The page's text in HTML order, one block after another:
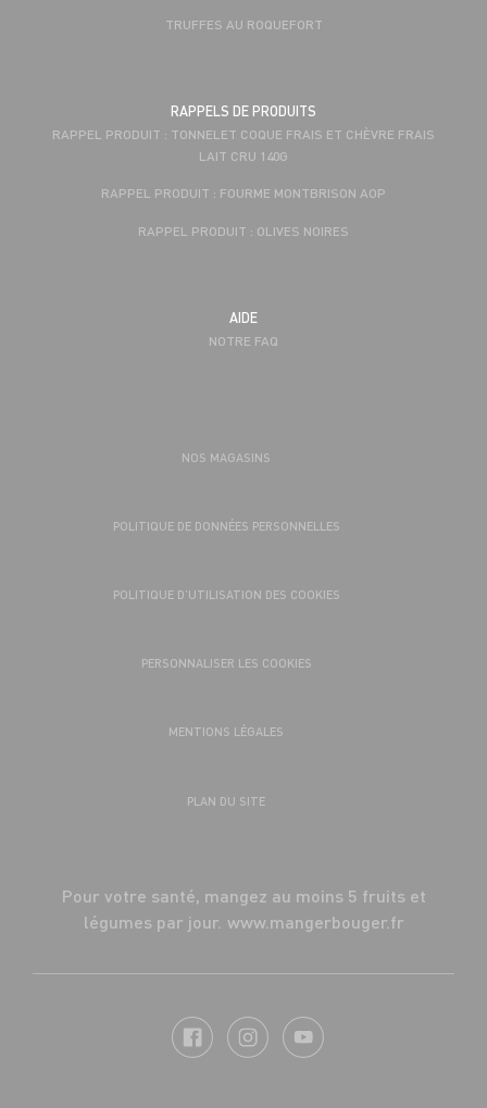
TRUFFES AU ROQUEFORT
RAPPELS DE PRODUITS
RAPPEL PRODUIT : TONNELET COQUE FRAIS ET CHÈVRE FRAIS
LAIT CRU 140G
RAPPEL PRODUIT : FOURME MONTBRISON AOP
RAPPEL PRODUIT : OLIVES NOIRES
AIDE
NOTRE FAQ
NOS MAGASINS
POLITIQUE DE DONNÉES PERSONNELLES
POLITIQUE D’UTILISATION DES COOKIES
PERSONNALISER LES COOKIES
MENTIONS LÉGALES
PLAN DU SITE
Pour votre santé, mangez au moins 5 fruits et
légumes par jour. www.mangerbouger.fr